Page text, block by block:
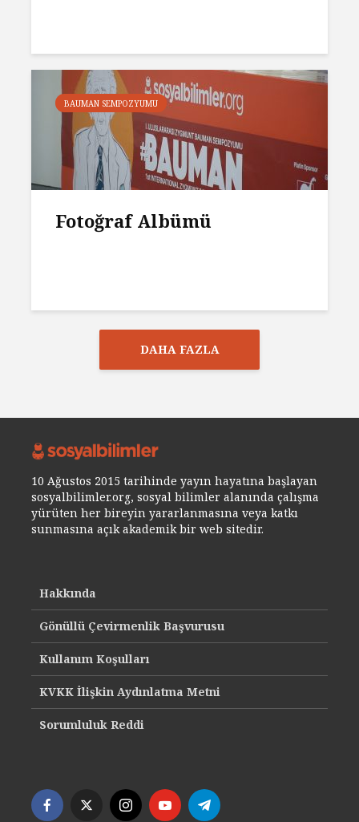
BAUMAN SEMPOZYUMU
Fotoğraf Albümü
DAHA FAZLA
10 Ağustos 2015 tarihinde yayın hayatına başlayan
sosyalbilimler.org, sosyal bilimler alanında çalışma
yürüten her bireyin yararlanmasına veya katkı
sunmasına açık akademik bir web sitedir.
Hakkında
Gönüllü Çevirmenlik Başvurusu
Kullanım Koşulları
KVKK İlişkin Aydınlatma Metni
Sorumluluk Reddi